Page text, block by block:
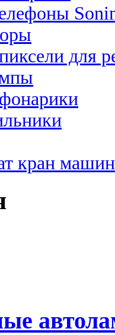
для
кран